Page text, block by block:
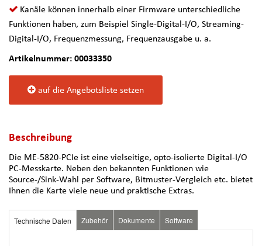
Kanäle können innerhalb einer Firmware unterschiedliche
Funktionen haben, zum Beispiel Single-Digital-I/O, Streaming-
Digital-I/O, Frequenzmessung, Frequenzausgabe u. a.
Artikelnummer: 00033350
auf die Angebotsliste setzen
Beschreibung
Die ME-5820-PCIe ist eine vielseitige, opto-isolierte Digital-I/O
PC-Messkarte. Neben den bekannten Funktionen wie
Source-/Sink-Wahl per Software, Bitmuster-Vergleich etc. bietet
Ihnen die Karte viele neue und praktische Extras.
Technische Daten Zubehör Dokumente Software